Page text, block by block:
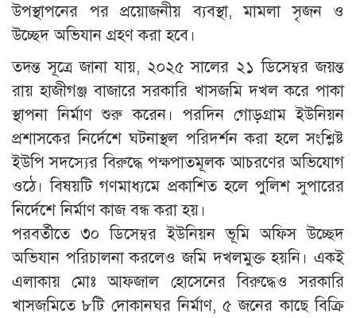
উপস্থাপনের পর প্রয়োজনীয় ব্যবস্থা, মামলা সৃজন ও
উচ্ছেদ অভিযান গ্রহণ করা হবে।
তদন্ত সূত্রে জানা যায়, ২০২৫ সালের ২১ ডিসেম্বর জয়ন্ত
রায় হাজীগঞ্জ বাজারে সরকারি খাসজমি দখল করে পাকা
স্থাপনা নির্মাণ শুরু করেন। পরদিন গোড়গ্রাম ইউনিয়ন
প্রশাসকের নির্দেশে ঘটনাস্থল পরিদর্শন করা হলে সংশ্লিষ্ট
ইউপি সদস্যের বিরুদ্ধে পক্ষপাতমূলক আচরণের অভিযোগ
ওঠে। বিষয়টি গণমাধ্যমে প্রকাশিত হলে পুলিশ সুপারের
নির্দেশে নির্মাণ কাজ বন্ধ করা হয়।
পরবর্তীতে ৩০ ডিসেম্বর ইউনিয়ন ভূমি অফিস উচ্ছেদ
অভিযান পরিচালনা করলেও জমি দখলমুক্ত হয়নি। একই
এলাকায় মোঃ আফজাল হোসেনের বিরুদ্ধেও সরকারি
খাসজমিতে ৮টি দোকানঘর নির্মাণ, ৫ জনের কাছে বিক্রি